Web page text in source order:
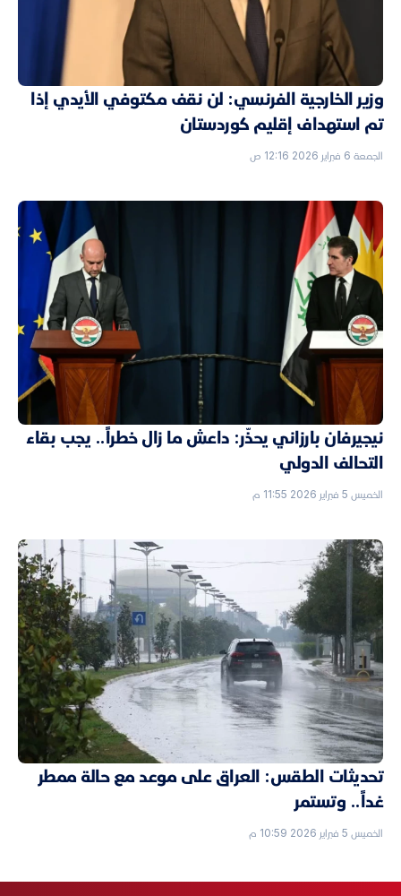
وزير الخارجية الفرنسي: لن نقف مكتوفي الأيدي إذا
تم استهداف إقليم كوردستان
الجمعة 6 فبراير 2026 12:16 ص
نيجيرفان بارزاني يحذّر: داعش ما زال خطراً.. يجب بقاء
التحالف الدولي
الخميس 5 فبراير 2026 11:55 م
تحديثات الطقس: العراق على موعد مع حالة ممطر
غداً.. وتستمر
الخميس 5 فبراير 2026 10:59 م